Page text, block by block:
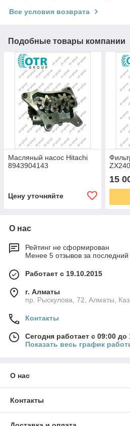
Все условия возврата
Подобные товары компании
Масляный насос Hitachi
8943904143
Цену уточняйте
15
О нас
Рейтинг не сформирован
Менее 5 отзывов за последний
Работает с 19.10.2015
г. Алматы
пр. Рыскулова, 72, Алматы,
Контакты
Сегодня работает с 09:00 до
Показать весь график
О нас
Контакты